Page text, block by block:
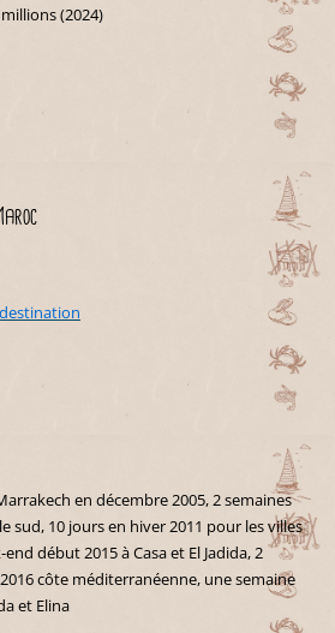
(2024)
en décembre 2005, 2 semaines
sud, 10 jours en hiver 2011 pour les villes
début 2015 à Casa et El Jadida, 2
côte méditerranéenne, une semaine
et Elina